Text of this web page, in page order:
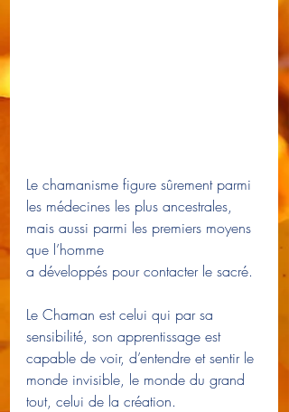
Le chamanisme figure sûrement parmi
les médecines les plus ancestrales,
mais aussi parmi les premiers moyens
que l’homme
a développés pour contacter le sacré.
Le Chaman est celui qui par sa
sensibilité, son apprentissage est
capable de voir, d’entendre et sentir le
monde invisible, le monde du grand
tout, celui de la création.